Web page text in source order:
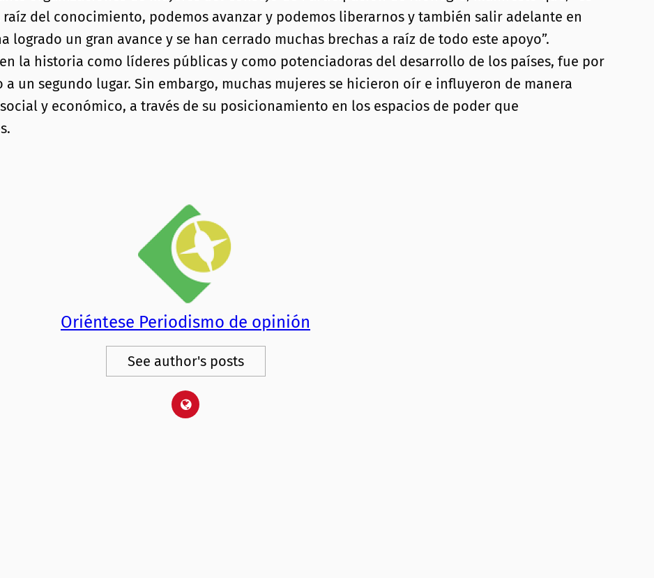
del conocimiento, podemos avanzar y podemos liberarnos y también salir adelante en
logrado un gran avance y se han cerrado muchas brechas a raíz de todo este apoyo”.
la historia como líderes públicas y como potenciadoras del desarrollo de los países, fue por
un segundo lugar. Sin embargo, muchas mujeres se hicieron oír e influyeron de manera
y económico, a través de su posicionamiento en los espacios de poder que
Oriéntese Periodismo de opinión
See author's posts